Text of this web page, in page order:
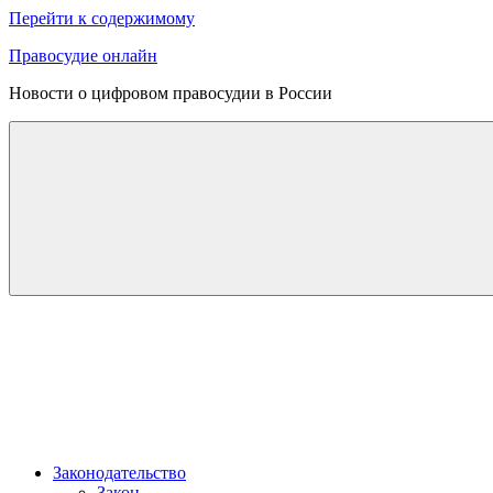
Перейти к содержимому
Правосудие онлайн
Новости о цифровом правосудии в России
Законодательство